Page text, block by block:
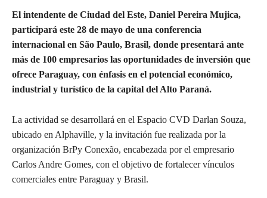
El intendente de Ciudad del Este, Daniel Pereira Mujica,
participará este 28 de mayo de una conferencia
internacional en São Paulo, Brasil, donde presentará ante
más de 100 empresarios las oportunidades de inversión que
ofrece Paraguay, con énfasis en el potencial económico,
industrial y turístico de la capital del Alto Paraná.
La actividad se desarrollará en el Espacio CVD Darlan Souza,
ubicado en Alphaville, y la invitación fue realizada por la
organización BrPy Conexão, encabezada por el empresario
Carlos Andre Gomes, con el objetivo de fortalecer vínculos
comerciales entre Paraguay y Brasil.